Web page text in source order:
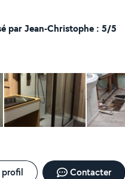
par Jean-Christophe : 5/5
profil Contacter